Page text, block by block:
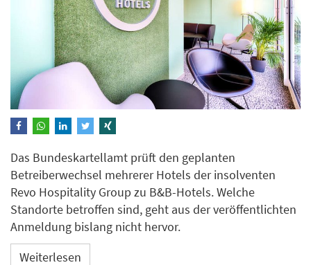
Das Bundeskartellamt prüft den geplanten
Betreiberwechsel mehrerer Hotels der insolventen
Revo Hospitality Group zu B&B-Hotels. Welche
Standorte betroffen sind, geht aus der veröffentlichten
Anmeldung bislang nicht hervor.
Weiterlesen